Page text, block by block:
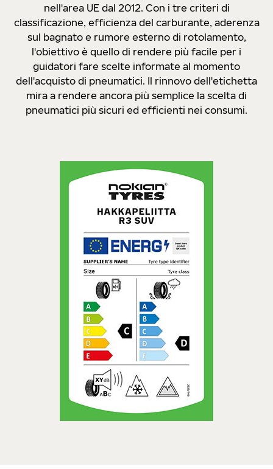
nell'area UE dal 2012. Con i tre criteri di
classificazione, efficienza del carburante, aderenza
sul bagnato e rumore esterno di rotolamento,
l'obiettivo è quello di rendere più facile per i
guidatori fare scelte informate al momento
dell'acquisto di pneumatici. Il rinnovo dell'etichetta
mira a rendere ancora più semplice la scelta di
pneumatici più sicuri ed efficienti nei consumi.